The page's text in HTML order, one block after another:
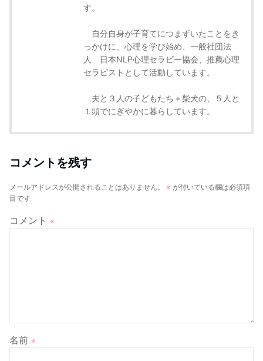
す。
自分自身が子育てにつまずいたことをき
っかけに、心理を学び始め、一般社団法
人 日本NLP心理セラピー協会、推薦心理
セラピストとして活動しています。
夫と３人の子どもたち＋柴犬の、５人と
１頭でにぎやかに暮らしています。
コメントを残す
メールアドレスが公開されることはありません。 ※ が付いている欄は必須項
目です
コメント ※
名前 ※